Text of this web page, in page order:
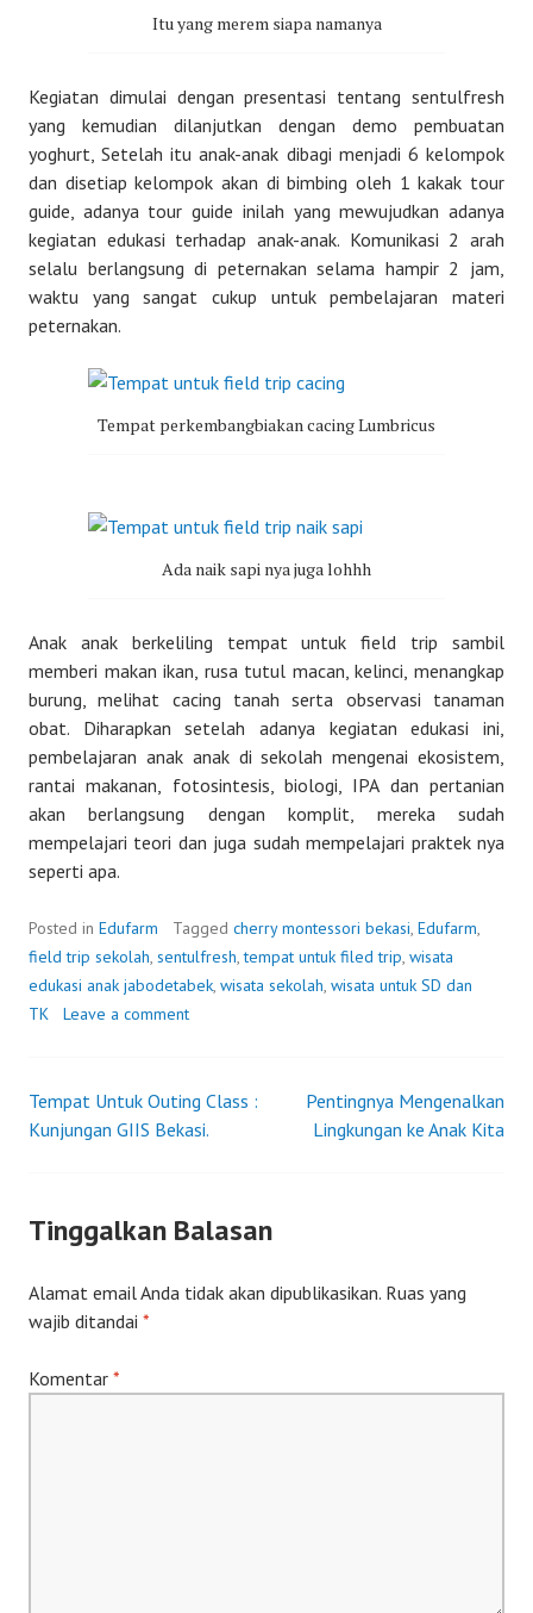
Itu yang merem siapa namanya
Kegiatan dimulai dengan presentasi tentang sentulfresh
yang kemudian dilanjutkan dengan demo pembuatan
yoghurt, Setelah itu anak-anak dibagi menjadi 6 kelompok
dan disetiap kelompok akan di bimbing oleh 1 kakak tour
guide, adanya tour guide inilah yang mewujudkan adanya
kegiatan edukasi terhadap anak-anak. Komunikasi 2 arah
selalu berlangsung di peternakan selama hampir 2 jam,
waktu yang sangat cukup untuk pembelajaran materi
peternakan.
Tempat perkembangbiakan cacing Lumbricus
Ada naik sapi nya juga lohhh
Anak anak berkeliling tempat untuk field trip sambil
memberi makan ikan, rusa tutul macan, kelinci, menangkap
burung, melihat cacing tanah serta observasi tanaman
obat. Diharapkan setelah adanya kegiatan edukasi ini,
pembelajaran anak anak di sekolah mengenai ekosistem,
rantai makanan, fotosintesis, biologi, IPA dan pertanian
akan berlangsung dengan komplit, mereka sudah
mempelajari teori dan juga sudah mempelajari praktek nya
seperti apa.
Posted in Edufarm Tagged cherry montessori bekasi, Edufarm,
field trip sekolah, sentulfresh,tempat untuk filed trip, wisata
edukasi anak jabodetabek, wisata sekolah, wisata untuk SD dan
TK
Leave a comment
Post
Tempat Untuk Outing Class :
Kunjungan GIIS Bekasi.
Pentingnya Mengenalkan
Lingkungan ke Anak Kita
Tinggalkan Balasan
Alamat email Anda tidak akan dipublikasikan. Ruas yang
wajib ditandai *
Komentar *